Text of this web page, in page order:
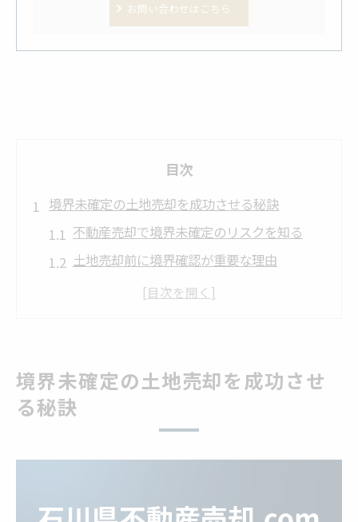
お問い合わせはこちら
目次
境界未確定の土地売却を成功させる秘訣
不動産売却で境界未確定のリスクを知る
土地売却前に境界確認が重要な理由
隣地所有者との協議でトラブル回避
隣地との境界が不明な場合の不動産売却対策
不動産売却時の隣地境界確認の進め方
境界確定が難しい場合の対応策とは
隣地所有者と合意形成するポイント
専門家へ相談し不動産売却を円滑に
境界未確定の土地売却を成功させ
る秘訣